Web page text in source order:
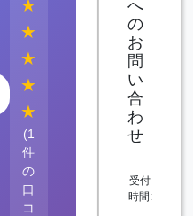
★
★
★
★
★
(1
件
の
口
コ
へ
の
お
問
い
合
わ
せ
受付
時間: